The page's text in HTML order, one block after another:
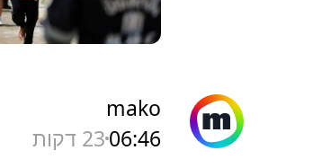
mako
06:4623 דקות